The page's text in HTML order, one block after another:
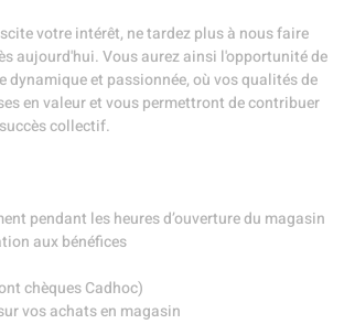
votre intérêt, ne tardez plus à nous faire
aujourd'hui. Vous aurez ainsi l'opportunité de
dynamique et passionnée, où vos qualités de
en valeur et vous permettront de contribuer
collectif.
pendant les heures d’ouverture du magasin
aux bénéfices
chèques Cadhoc)
vos achats en magasin